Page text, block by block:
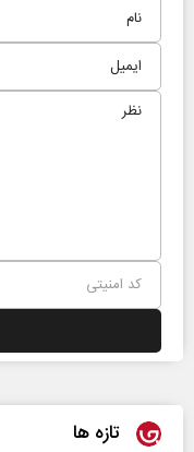
تازه ها